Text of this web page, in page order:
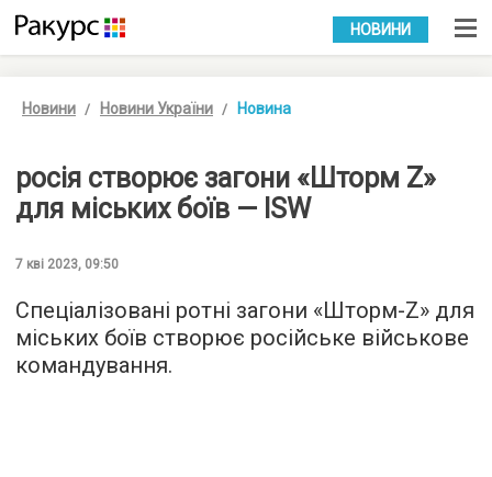
УКР РУС
НОВИНИ
Новини Новини України Новина
росія створює загони «Шторм Z»
для міських боїв — ISW
7 кві 2023, 09:50
Спеціалізовані ротні загони «Шторм-Z» для
міських боїв створює російське військове
командування.